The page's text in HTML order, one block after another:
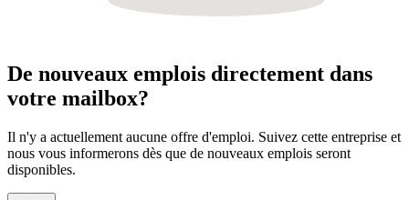
De nouveaux emplois directement dans
votre mailbox?
Il n'y a actuellement aucune offre d'emploi. Suivez cette entreprise et
nous vous informerons dès que de nouveaux emplois seront
disponibles.